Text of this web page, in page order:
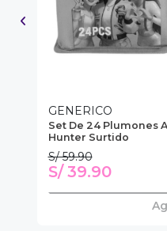
GENERICO
Set De 24 Plumones
Hunter Surtido
S/ 59.90
S/ 39.90